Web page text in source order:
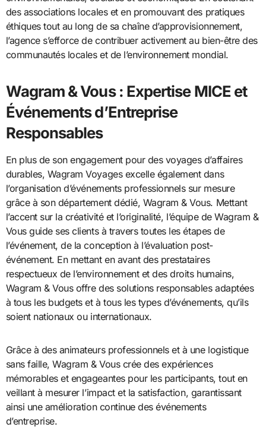
des associations locales et en promouvant des pratiques
éthiques tout au long de sa chaîne d’approvisionnement,
l’agence s’efforce de contribuer activement au bien-être des
communautés locales et de l’environnement mondial.
Wagram & Vous : Expertise MICE et
Événements d’Entreprise
Responsables
En plus de son engagement pour des voyages d’affaires
durables, Wagram Voyages excelle également dans
l’organisation d’événements professionnels sur mesure
grâce à son département dédié, Wagram & Vous. Mettant
l’accent sur la créativité et l’originalité, l’équipe de Wagram &
Vous guide ses clients à travers toutes les étapes de
l’événement, de la conception à l’évaluation post-
événement. En mettant en avant des prestataires
respectueux de l’environnement et des droits humains,
Wagram & Vous offre des solutions responsables adaptées
à tous les budgets et à tous les types d’événements, qu’ils
soient nationaux ou internationaux.
Grâce à des animateurs professionnels et à une logistique
sans faille, Wagram & Vous crée des expériences
mémorables et engageantes pour les participants, tout en
veillant à mesurer l’impact et la satisfaction, garantissant
ainsi une amélioration continue des événements
d’entreprise.